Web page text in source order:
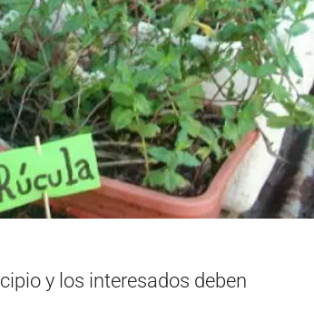
y los interesados deben